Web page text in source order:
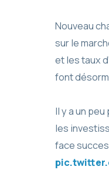
Nouveau
sur le
et les taux
font
Il y a un
les
face